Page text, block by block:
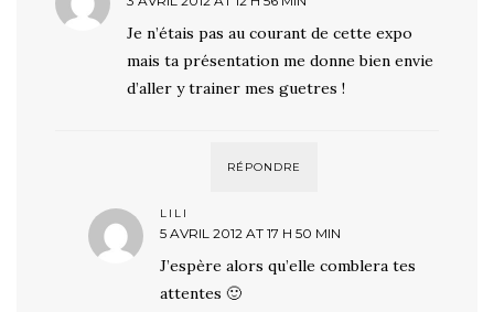
Je n’étais pas au courant de cette expo
mais ta présentation me donne bien envie
d’aller y trainer mes guetres !
RÉPONDRE
LILI
5 AVRIL 2012 AT 17 H 50 MIN
J’espère alors qu’elle comblera tes
attentes 🙂